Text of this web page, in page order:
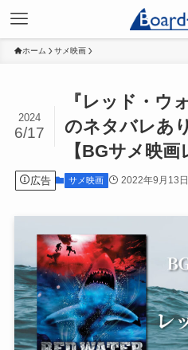
ホーム サメ映画
『レッド・ウ
のネタバレあ
【BGサメ映画
2024
6/17
広告 サメ映画 2022年9月13日